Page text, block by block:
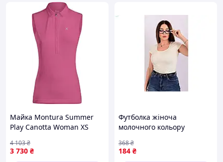
Майка Montura Summer
Play Canotta Woman XS
3 730 ₴
4 103₴
Футболка жіноча
молочного кольору
повсякденного носіння з
коротким рукавом
184 ₴
368₴